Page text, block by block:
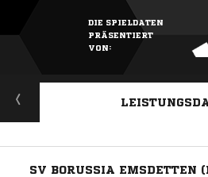
DIE SPIELDATEN
PRÄSENTIERT
VON:
SV BORUSSIA EMSDETTEN